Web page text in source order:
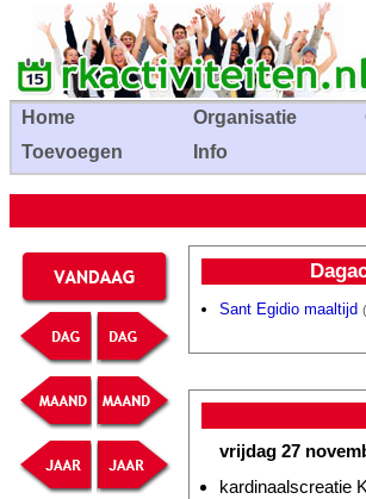
Home Organisatie
Toevoegen
Info
Sant Egidio maaltijd
vrijdag 27
kardinaalscreatie